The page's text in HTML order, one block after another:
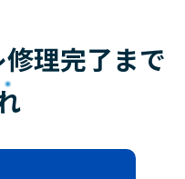
理完了まで